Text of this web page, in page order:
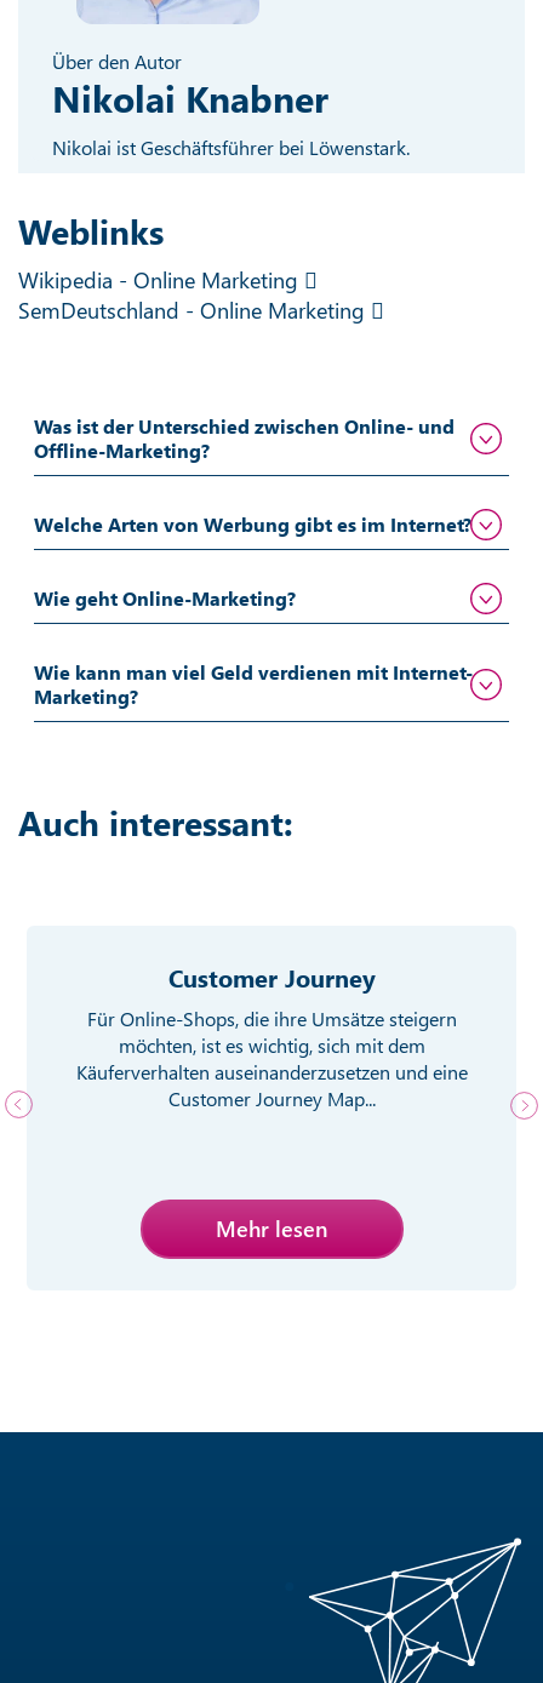
Über den Autor
Nikolai Knabner
Nikolai ist Geschäftsführer bei Löwenstark.
Weblinks
Wikipedia - Online Marketing
SemDeutschland - Online Marketing
Was ist der Unterschied zwischen Online- und
Offline-Marketing?
Welche Arten von Werbung gibt es im Internet?
Wie geht Online-Marketing?
Wie kann man viel Geld verdienen mit Internet-
Marketing?
Auch interessant:
Customer Journey
Für Online-Shops, die ihre Umsätze steigern
möchten, ist es wichtig, sich mit dem
Käuferverhalten auseinanderzusetzen und eine
Customer Journey Map...
Mehr lesen